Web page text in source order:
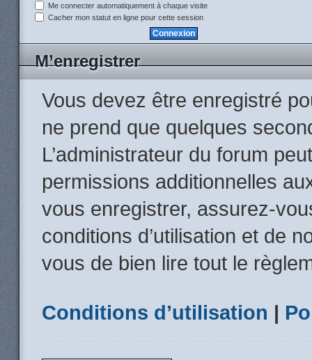
Me connecter automatiquement à chaque visite
Cacher mon statut en ligne pour cette session
M’enregistrer
Vous devez être enregistré
ne prend que quelques
L’administrateur du forum
permissions additionnelles
vous enregistrer, assurez-
conditions d’utilisation et de
vous de bien lire tout le
Conditions d’utilisation |